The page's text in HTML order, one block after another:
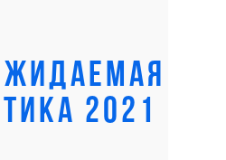
2021